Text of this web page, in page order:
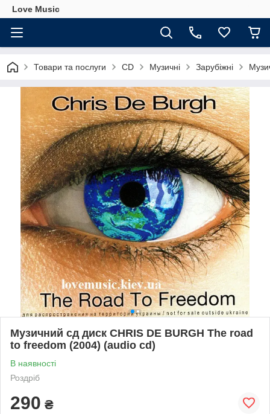
Love Music
Товари та послуги CD Музичні Зарубіжні
Музичний сд диск CHRIS DE BURGH The road
to freedom (2004) (audio cd)
В наявності
Роздріб
290 ₴